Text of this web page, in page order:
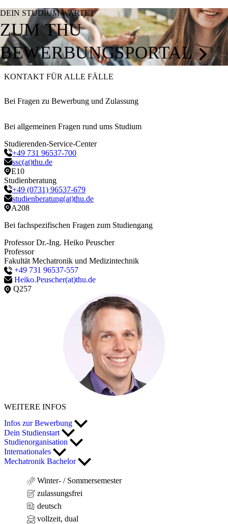
DEIN STUDIUM WARTET
ZUM THU
BEWERBUNGSPORTAL
KONTAKT FÜR ALLE FÄLLE
Bei Fragen zu Bewerbung und Zulassung
Bei allgemeinen Fragen rund ums Studium
Studierenden-Service-Center
+49 731 96537-700
ssc(at)thu.de
E10
Studienberatung
+49 (0731) 96537-679
studienberatung(at)thu.de
A208
Bei fachspezifischen Fragen zum Studiengang
Professor Dr.-Ing. Heiko Peuscher
Professor
Fakultät Mechatronik und Medizintechnik
+49 731 96537-557
Heiko.Peuscher(at)thu.de
Q257
WEITERE INFOS
Infos zur Bewerbung
Dein Studienstart
Studienorganisation
Internationales
Mechatronik Bachelor
Winter- / Sommersemester
zulassungsfrei
deutsch
vollzeit, dual